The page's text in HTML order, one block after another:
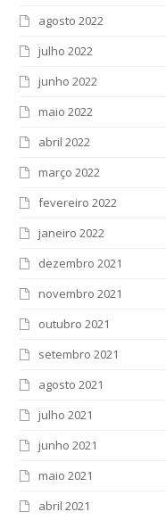
agosto 2022
julho 2022
junho 2022
maio 2022
abril 2022
março 2022
fevereiro 2022
janeiro 2022
dezembro 2021
novembro 2021
outubro 2021
setembro 2021
agosto 2021
julho 2021
junho 2021
maio 2021
abril 2021